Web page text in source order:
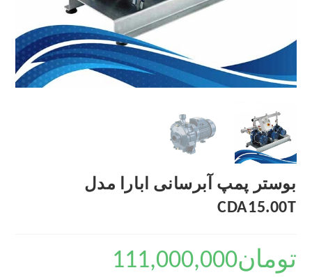
بوستر پمپ آبرسانی ابارا مدل
CDA15.00T
تومان111,000,000